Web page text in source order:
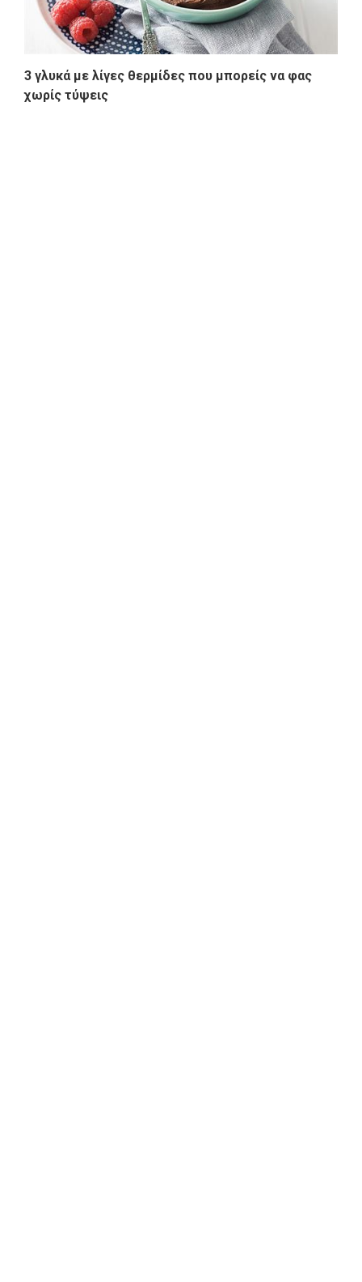
3 γλυκά με λίγες θερμίδες που μπορείς να φας
χωρίς τύψεις